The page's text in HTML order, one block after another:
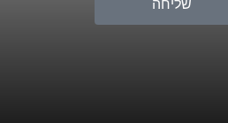
שליחה